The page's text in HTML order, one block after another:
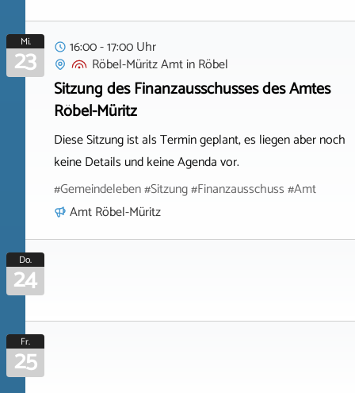
Mi.
23
16:00 - 17:00 Uhr
Röbel-Müritz AmtinRöbel
Sitzung des Finanzausschusses des Amtes
Röbel-Müritz
Diese Sitzung ist als Termin geplant, es liegen aber noch
keine Details und keine Agenda vor.
#Gemeindeleben #Sitzung #Finanzausschuss #Amt
Amt Röbel-Müritz
Do.
24
Fr.
25